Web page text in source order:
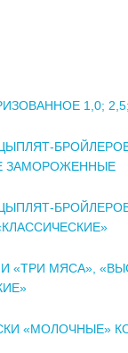
1,0;
ЗАМОРОЖЕННЫЕ
«ТРИ МЯСА»,
«МОЛОЧНЫЕ»